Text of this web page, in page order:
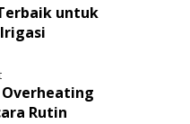
untuk
Overheating
Rutin